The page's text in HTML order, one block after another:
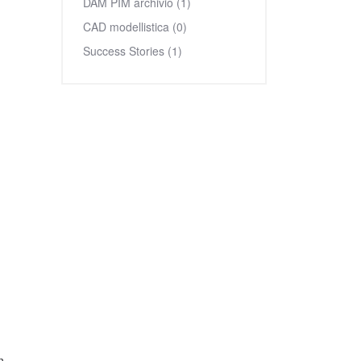
CAD modellistica (0)
Success Stories (1)